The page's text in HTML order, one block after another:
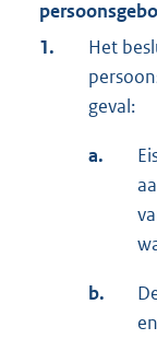
1.
Het
geval:
a.
b.